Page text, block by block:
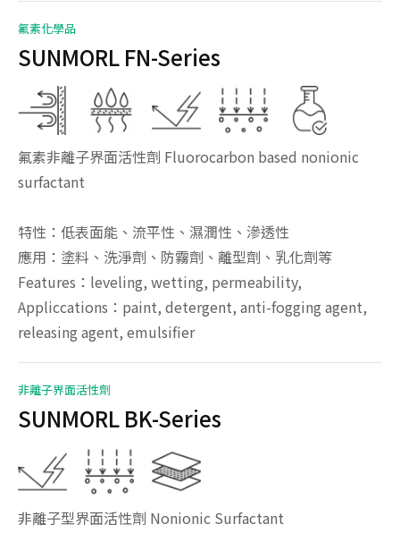
氟素化學品
SUNMORL FN-Series
氟素非離子界面活性劑 Fluorocarbon based nonionic
surfactant
特性：低表面能、流平性、濕潤性、滲透性
應用：塗料、洗淨劑、防霧劑、離型劑、乳化劑等
Features：leveling, wetting, permeability,
Appliccations：paint, detergent, anti-fogging agent,
releasing agent, emulsifier
非離子界面活性劑
SUNMORL BK-Series
非離子型界面活性劑 Nonionic Surfactant